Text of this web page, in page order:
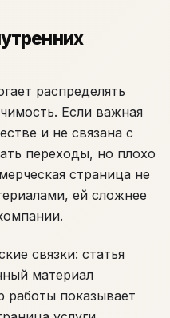
распределять
Если важная
и не связана с
переходы, но плохо
страница не
ей сложнее
связки: статья
материал
работы показывает